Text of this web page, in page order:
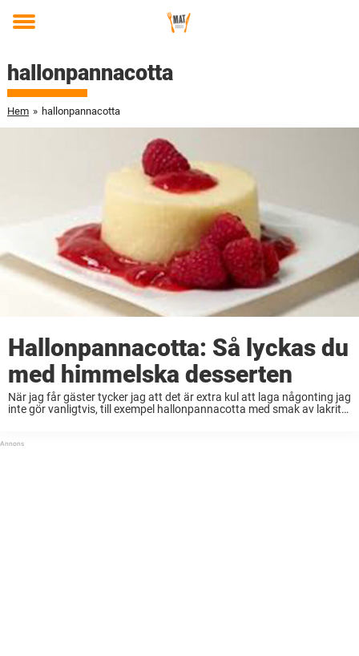
Toggle
hallonpannacotta
Hem » hallonpannacotta
Hallonpannacotta: Så lyckas du
med himmelska desserten
När jag får gäster tycker jag att det är extra kul att laga någonting jag
inte gör vanligtvis, till exempel hallonpannacotta med smak av lakrits!